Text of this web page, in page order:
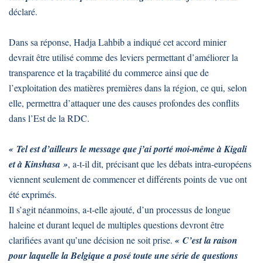
déclaré.
Dans sa réponse, Hadja Lahbib a indiqué cet accord minier
devrait être utilisé comme des leviers permettant d’améliorer la
transparence et la traçabilité du commerce ainsi que de
l’exploitation des matières premières dans la région, ce qui, selon
elle, permettra d’attaquer une des causes profondes des conflits
dans l’Est de la RDC.
« Tel est d’ailleurs le message que j’ai porté moi-même à Kigali
et à Kinshasa », a-t-il dit, précisant que les débats intra-européens
viennent seulement de commencer et différents points de vue ont
été exprimés.
Il s’agit néanmoins, a-t-elle ajouté, d’un processus de longue
haleine et durant lequel de multiples questions devront être
clarifiées avant qu’une décision ne soit prise. « C’est la raison
pour laquelle la Belgique a posé toute une série de questions